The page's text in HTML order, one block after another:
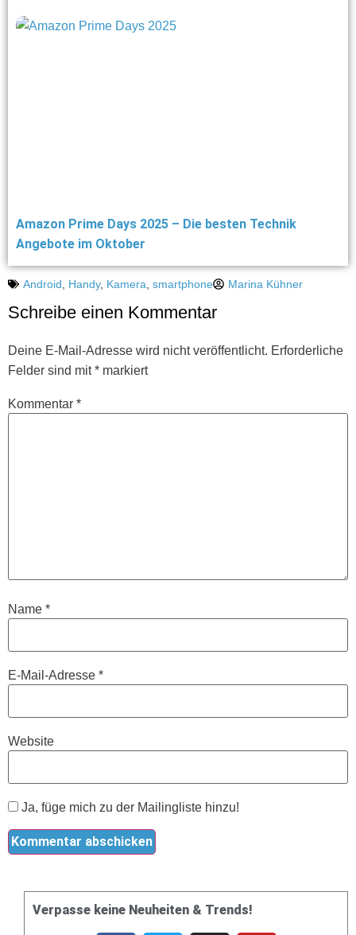
Amazon Prime Days 2025 – Die besten Technik
Angebote im Oktober
Android Handy, Kamera smartphone Marina Kühner
Schreibe einen Kommentar
Deine E-Mail-Adresse wird nicht veröffentlicht. Erforderliche
Felder sind mit* markiert
Kommentar *
Name *
E-Mail-Adresse *
Website
Ja, füge mich zu der Mailingliste hinzu!
Verpasse keine Neuheiten & Trends!